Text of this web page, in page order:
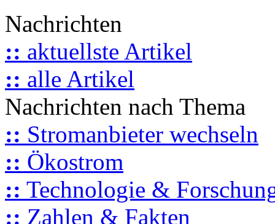
Nachrichten
:: aktuellste Artikel
:: alle Artikel
Nachrichten nach Thema
:: Stromanbieter wechseln
:: Ökostrom
:: Technologie &
:: Zahlen & Fakten